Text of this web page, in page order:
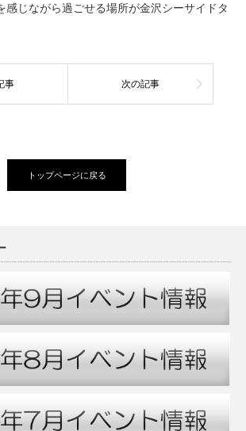
感じながら過ごせる場所が金沢シーサイドタ
事 次の記事
トップページに戻る